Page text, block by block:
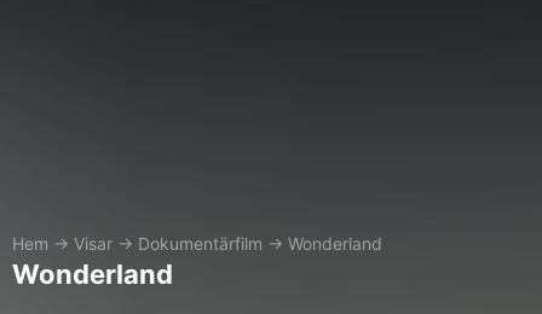
Hem → Visar → Dokumentärfilm → Wonderland
Wonderland